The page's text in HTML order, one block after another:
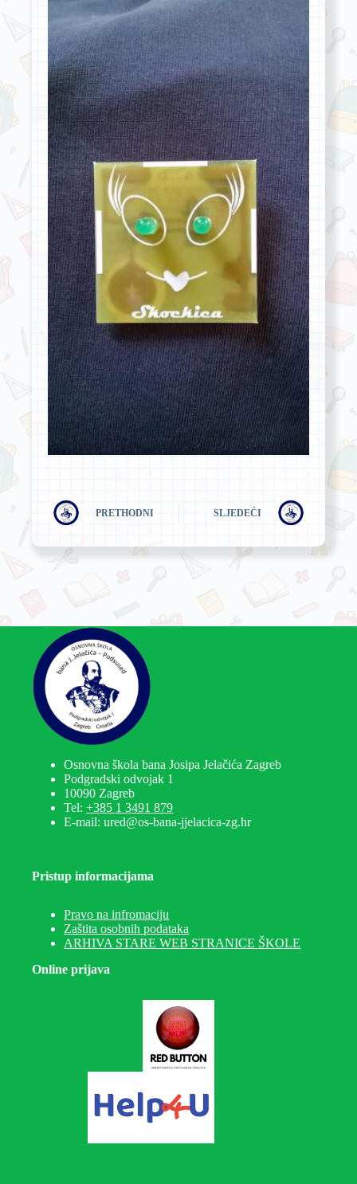
PRETHODNI SLJEDEĆI
Osnovna škola bana Josipa Jelačića Zagreb
Podgradski odvojak 1
10090 Zagreb
Tel:+385 1 3491 879
E-mail: ured@os-bana-jjelacica-zg.hr
Pristup informacijama
Pravo na infromaciju
Zaštita osobnih podataka
ARHIVA STARE WEB STRANICE ŠKOLE
Online prijava